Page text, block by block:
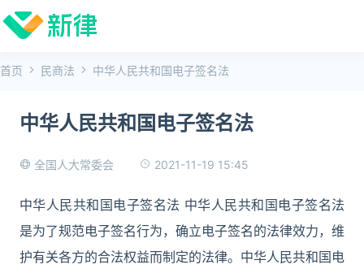
首页 民商法 中华人民共和国电子签名法
中华人民共和国电子签名法
全国人大常委会 2021-11-19 15:45
中华人民共和国电子签名法 中华人民共和国电子签名法
是为了规范电子签名行为，确立电子签名的法律效力，维
护有关各方的合法权益而制定的法律。中华人民共和国电